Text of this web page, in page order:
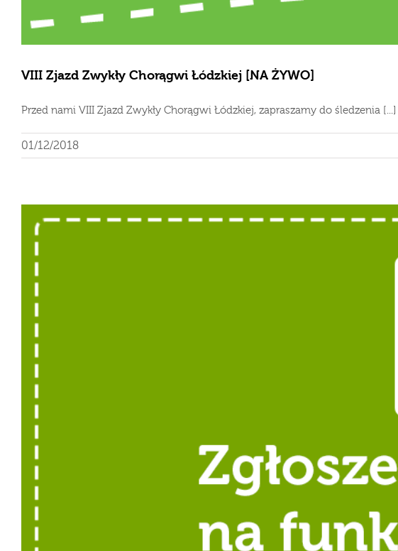
VIII Zjazd Zwykły Chorągwi Łódzkiej [NA ŻYWO]
Przed nami VIII Zjazd Zwykły Chorągwi Łódzkiej, zapraszamy do śledzenia [...]
01/12/2018